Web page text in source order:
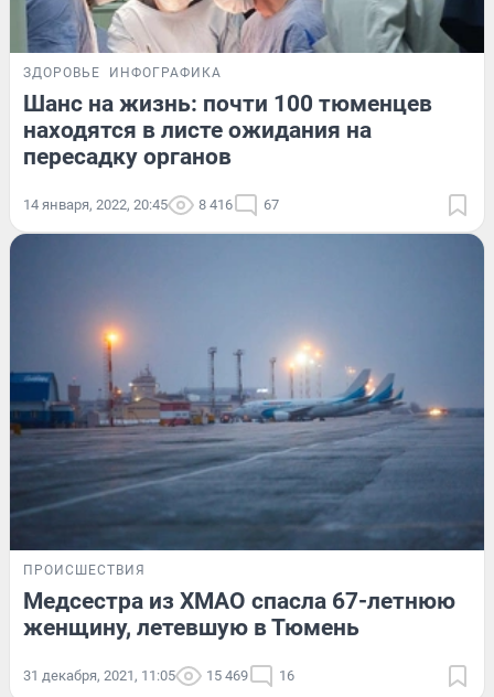
ЗДОРОВЬЕ ИНФОГРАФИКА
Шанс на жизнь: почти 100 тюменцев
находятся в листе ожидания на
пересадку органов
14 января, 2022, 20:45 8 416 67
ПРОИСШЕСТВИЯ
Медсестра из ХМАО спасла 67-летнюю
женщину, летевшую в Тюмень
31 декабря, 2021, 11:05 15 469 16